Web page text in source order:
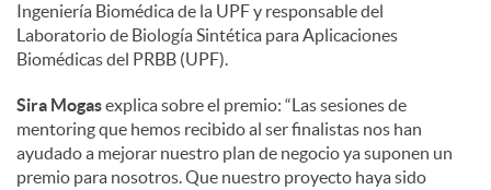
Ingeniería Biomédica de la UPF y responsable del
Laboratorio de Biología Sintética para Aplicaciones
Biomédicas del PRBB (UPF).
Sira Mogasexplica sobre el premio: “Las sesiones de
mentoring que hemos recibido al ser finalistas nos han
ayudado a mejorar nuestro plan de negocio ya suponen un
premio para nosotros. Que nuestro proyecto haya sido